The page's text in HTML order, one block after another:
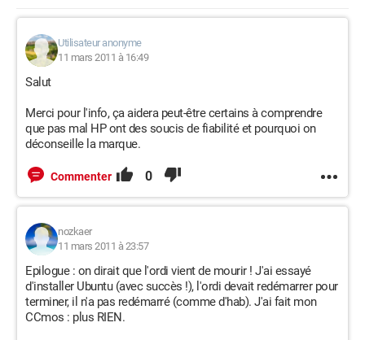
Utilisateur anonyme
11 mars 2011 à 16:49
Salut
Merci pour l'info, ça aidera peut-être certains à comprendre
que pas mal HP ont des soucis de fiabilité et pourquoi on
déconseille la marque.
Commenter 0
nozkaer
11 mars 2011 à 23:57
Epilogue : on dirait que l'ordi vient de mourir ! J'ai essayé
d'installer Ubuntu (avec succès !), l'ordi devait redémarrer pour
terminer, il n'a pas redémarré (comme d'hab). J'ai fait mon
CCmos : plus RIEN.